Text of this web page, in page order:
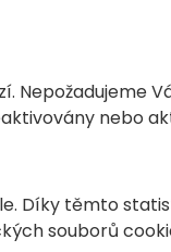
Nepožadujeme
nebo
Díky těmto
souborů